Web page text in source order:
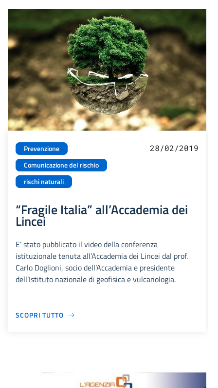
Prevenzione
Comunicazione del rischio
rischi naturali
28/02/2019
“Fragile Italia” all’Accademia dei
Lincei
E’ stato pubblicato il video della conferenza
istituzionale tenuta all’Accademia dei Lincei dal prof.
Carlo Doglioni, socio dell’Accademia e presidente
dell’Istituto nazionale di geofisica e vulcanologia.
SCOPRI TUTTO